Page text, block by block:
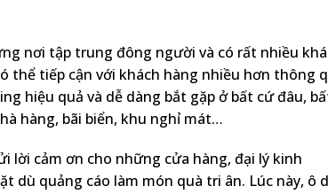
nơi tập trung đông người và có rất nhiều
thể tiếp cận với khách hàng nhiều hơn thông
hiệu quả và dễ dàng bắt gặp ở bất cứ đâu,
hàng, bãi biển, khu nghỉ mát…
lời cảm ơn cho những cửa hàng, đại lý kinh
dù quảng cáo làm món quà tri ân. Lúc này, ô